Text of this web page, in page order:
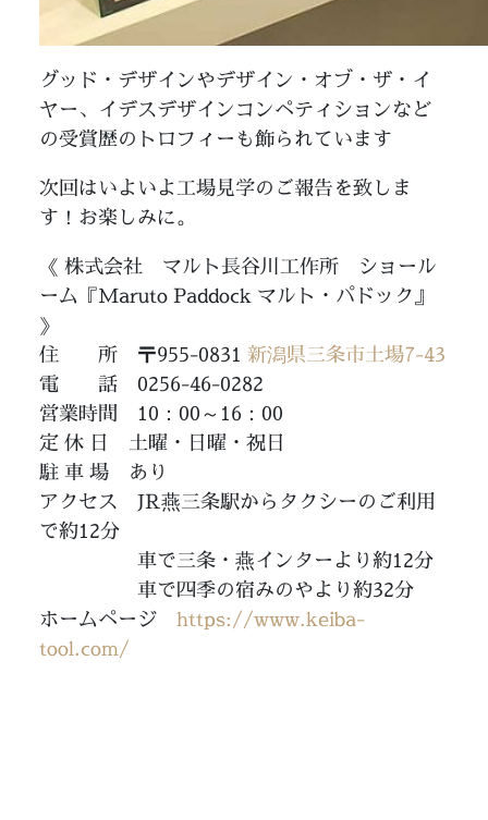
グッド・デザインやデザイン・オブ・ザ・イ
ヤー、イデスデザインコンペティションなど
の受賞歴のトロフィーも飾られています
次回はいよいよ工場見学のご報告を致しま
す！お楽しみに。
《 株式会社 マルト長谷川工作所 ショール
ーム『Maruto Paddock マルト・パドック』
》
住 所 〒955-0831 新潟県三条市土場7-43
電 話 0256-46-0282
営業時間 10：00～16：00
定 休 日 土曜・日曜・祝日
駐 車 場 あり
アクセス JR燕三条駅からタクシーのご利用
で約12分
車で三条・燕インターより約12分
車で四季の宿みのやより約32分
ホームページ https://www.keiba-
tool.com/